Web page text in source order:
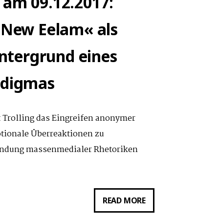
Eelam« als
eines
das Eingreifen anonymer
Überreaktionen zu
massenmedialer Rhetoriken
READ MOREVORTRAG
VON